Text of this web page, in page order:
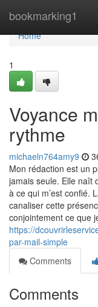
bookmarking1
Home
Home
1
Voyance
rythme
michaeln764amy9
Mon rédaction est un
jamais seule. Elle naît
à ce qui m’est confié.
canaliser cette
conjointement ce que
https://
par-mail-simple
Comments
Comments